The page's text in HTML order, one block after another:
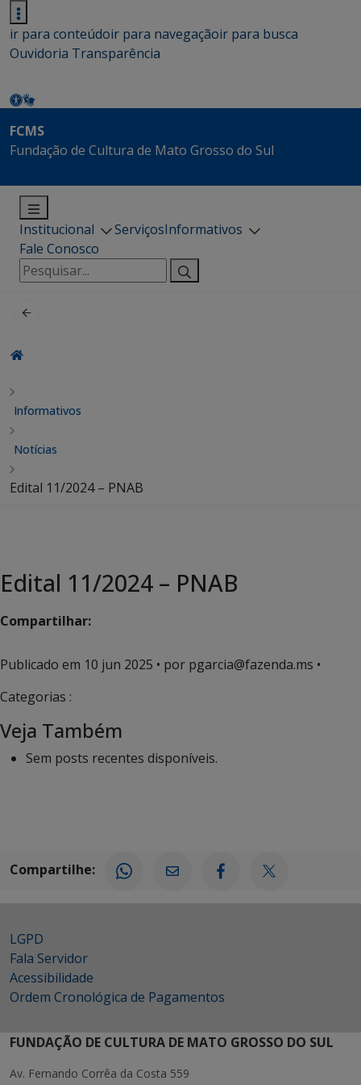
ir para conteúdoir para navegaçãoir para busca
Ouvidoria Transparência
FCMS
Fundação de Cultura de Mato Grosso do Sul
Institucional ServiçosInformativos
Fale Conosco
Pesquisar
por:
Informativos
Notícias
Edital 11/2024 – PNAB
Edital 11/2024 – PNAB
Compartilhar:
Publicado em 10 jun 2025 • por pgarcia@fazenda.ms •
Categorias :
Veja Também
Sem posts recentes disponíveis.
Compartilhe:
LGPD
Fala Servidor
Acessibilidade
Ordem Cronológica de Pagamentos
FUNDAÇÃO DE CULTURA DE MATO GROSSO DO SUL
Av. Fernando Corrêa da Costa 559